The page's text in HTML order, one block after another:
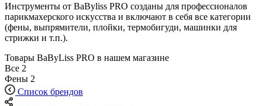
Инструменты от BaByliss PRO созданы для профессионалов
парикмахерского искусства и включают в себя все категории
(фены, выпрямители, плойки, термобигуди, машинки для
стрижки и т.п.).
Товары BaByLiss PRO в нашем магазине
Все 2
Фены 2
Список брендов